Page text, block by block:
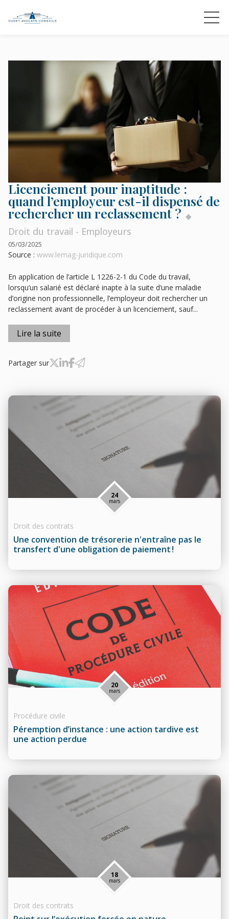
Licenciement pour inaptitude :
quand l’employeur est-il dispensé de
rechercher un reclassement ?
Droit du travail - Employeurs
05/03/2025
Source : www.lemag-juridique.com
En application de l’article L 1226-2-1 du Code du travail,
lorsqu’un salarié est déclaré inapte à la suite d’une maladie
d’origine non professionnelle, l’employeur doit rechercher un
reclassement avant de procéder à un licenciement, sauf...
Lire la suite
Partager sur
Une convention de trésorerie n'entraîne pas le
transfert d'une obligation de paiement !
24
mars
Droit des contrats
Péremption d’instance : une action tardive est
une action perdue
20
mars
Procédure civile
18
mars
Droit des contrats